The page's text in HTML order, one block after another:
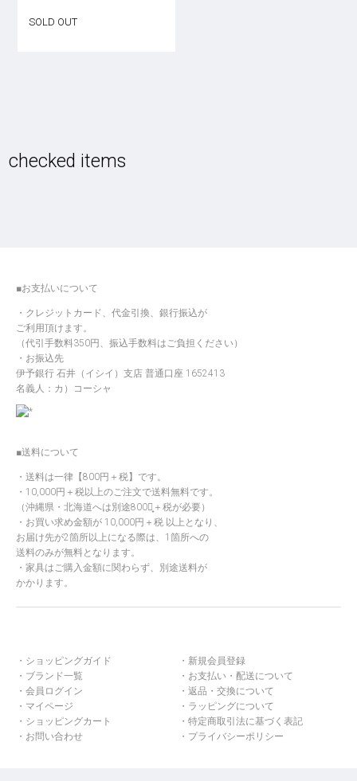
SOLD OUT
checked items
■お支払いについて
クレジットカード、代金引換、銀行振込が
ご利用頂けます。
（代引手数料350円、振込手数料はご負担ください）
お振込先
伊予銀行 石井（イシイ）支店 普通口座 1652413
名義人：カ）コーシャ
■送料について
送料は一律【800円＋税】です。
10,000円＋税以上のご注文で送料無料です。
（沖縄県・北海道へは別途800円̟＋税が必要）
お買い求め金額が 10,000円＋税 以上となり、
お届け先が2箇所以上になる際は、1箇所への
送料のみが無料となります。
家具はご購入金額に関わらず、別途送料が
かかります。
ショッピングガイド
新規会員登録
ブランド一覧
お支払い・配送について
会員ログイン
返品・交換について
マイページ
ラッピングについて
ショッピングカート
特定商取引法に基づく表記
お問い合わせ
プライバシーポリシー